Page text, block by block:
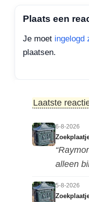
Plaats een
Je moet ingelogd
plaatsen.
Laatste
6-8-2026
alleen
5-8-2026